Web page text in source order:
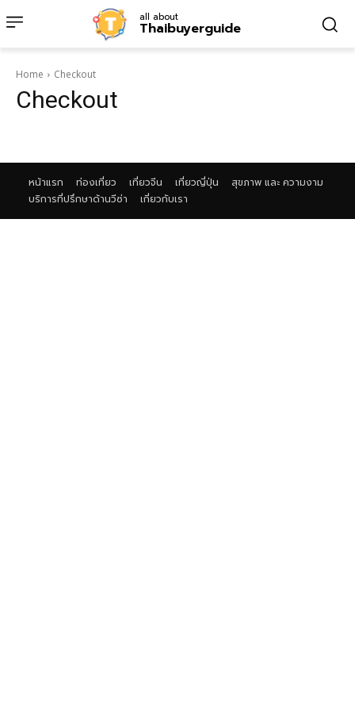
all about
Thaibuyerguide
Home Checkout
Checkout
หน้าแรก ท่องเที่ยว เที่ยวจีน เที่ยวญี่ปุ่น
สุขภาพ และ ความงาม
บริการที่ปรึกษาด้านวีซ่า
เกี่ยวกับเรา